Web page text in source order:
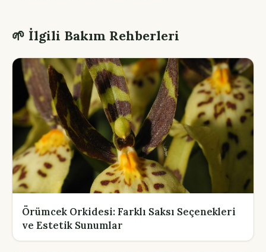
🌱 İlgili Bakım Rehberleri
Örümcek Orkidesi: Farklı Saksı Seçenekleri
ve Estetik Sunumlar